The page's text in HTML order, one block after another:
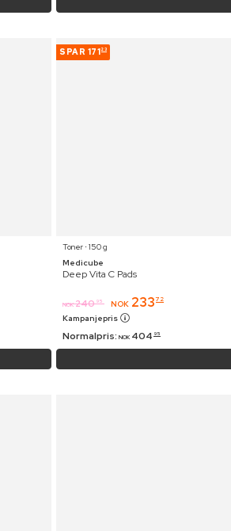
SPAR 17123
Toner ⋅ 150 g
Medicube
Deep Vita C Pads
NOK 240 95 NOK 233 72
Kampanjepris
Normalpris: NOK 404 95